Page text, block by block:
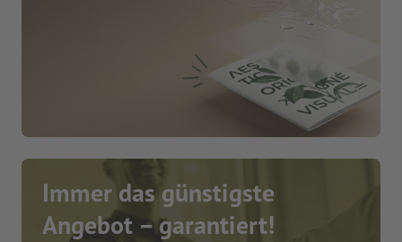
Immer das günstigste
Angebot – garantiert!